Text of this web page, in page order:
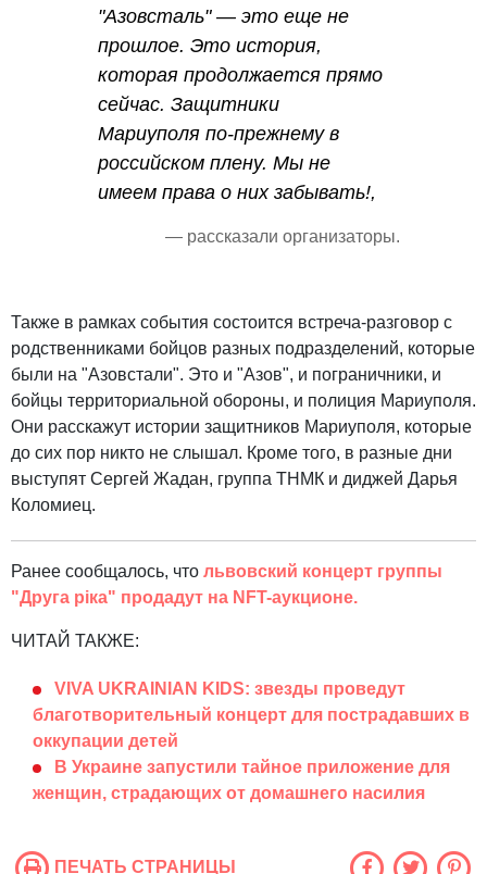
"Азовсталь" — это еще не
прошлое. Это история,
которая продолжается прямо
сейчас. Защитники
Мариуполя по-прежнему в
российском плену. Мы не
имеем права о них забывать!,
— рассказали организаторы.
Также в рамках события состоится встреча-разговор с
родственниками бойцов разных подразделений, которые
были на "Азовстали". Это и "Азов", и пограничники, и
бойцы территориальной обороны, и полиция Мариуполя.
Они расскажут истории защитников Мариуполя, которые
до сих пор никто не слышал. Кроме того, в разные дни
выступят Сергей Жадан, группа ТНМК и диджей Дарья
Коломиец.
Ранее сообщалось, что львовский концерт группы
"Друга ріка" продадут на NFT-аукционе.
ЧИТАЙ ТАКЖЕ:
VIVA UKRAINIAN KIDS: звезды проведут
благотворительный концерт для пострадавших в
оккупации детей
В Украине запустили тайное приложение для
женщин, страдающих от домашнего насилия
ПЕЧАТЬ СТРАНИЦЫ